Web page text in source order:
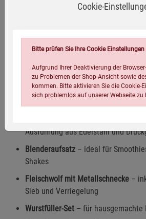
Überhitzungs- und Überlastschutz–
Rutschfeste Standfüße– sorgt für
Arbeiten
Abdeckung mit Einfüllöffnung –
bequeme Handhabung
Mit Profi-Zubehör für echte
Ausführung aus Edelstahl und
Blenderaufsatz – ideal für
Shakes
Fleischwolf mit Metallschnecke –
Sieb und Verriegelung
Wurstfüller-Set – für hausgemachte
Cookie-
Bitte prüfen Sie Ihre Cookie Einstellungen
Aufgrund Ihrer Deaktivierung der
zu Problemen der Shop-Ansicht sowie
kommen. Bitte aktivieren Sie die Cookie-
sich problemlos auf unserer Webseite zu
Einstellungen speichern für die Gruppe
Einstellungen speichern für die Gruppe
Einwilligung nicht erteilen